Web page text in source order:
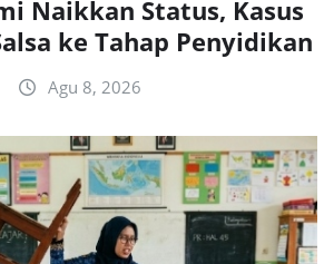
Naikkan Status, Kasus
ke Tahap Penyidikan
Agu 8, 2026